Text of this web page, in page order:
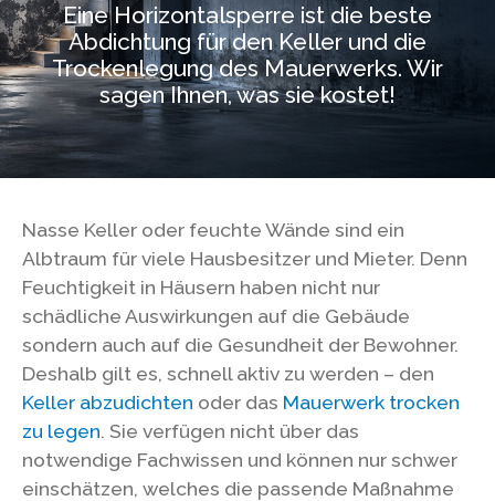
Eine Horizontalsperre ist die beste
Abdichtung für den Keller und die
Trockenlegung des Mauerwerks. Wir
sagen Ihnen, was sie kostet!
Nasse Keller oder feuchte Wände sind ein
Albtraum für viele Hausbesitzer und Mieter. Denn
Feuchtigkeit in Häusern haben nicht nur
schädliche Auswirkungen auf die Gebäude
sondern auch auf die Gesundheit der Bewohner.
Deshalb gilt es, schnell aktiv zu werden – den
Keller abzudichten oder das Mauerwerk trocken
zu legen. Sie verfügen nicht über das
notwendige Fachwissen und können nur schwer
einschätzen, welches die passende Maßnahme